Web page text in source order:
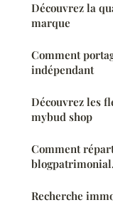
Découvrez la
marque
Comment
indépendant
Découvrez les
mybud shop
Comment
Recherche